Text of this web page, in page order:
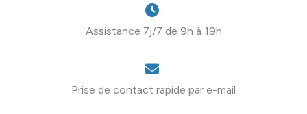
Assistance 7j/7 de 9h à 19h
Prise de contact rapide par e-mail